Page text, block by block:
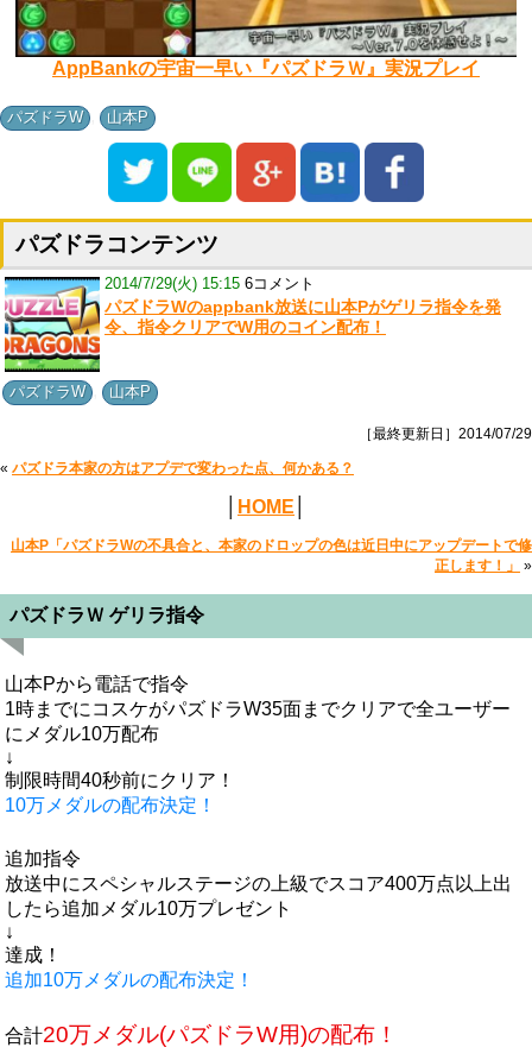
AppBankの宇宙一早い『パズドラＷ』実況プレイ
パズドラW 山本P
パズドラコンテンツ
2014/7/29(火) 15:15 6コメント
パズドラWのappbank放送に山本Pがゲリラ指令を発
令、指令クリアでW用のコイン配布！
パズドラW 山本P
［最終更新日］2014/07/29
« パズドラ本家の方はアプデで変わった点、何かある？
HOME
山本P「パズドラWの不具合と、本家のドロップの色は近日中にアップデートで修
正します！」
»
パズドラＷ ゲリラ指令
山本Pから電話で指令
1時までにコスケがパズドラW35面までクリアで全ユーザー
にメダル10万配布
↓
制限時間40秒前にクリア！
10万メダルの配布決定！
追加指令
放送中にスペシャルステージの上級でスコア400万点以上出
したら追加メダル10万プレゼント
↓
達成！
追加10万メダルの配布決定！
合計20万メダル(パズドラW用)の配布！